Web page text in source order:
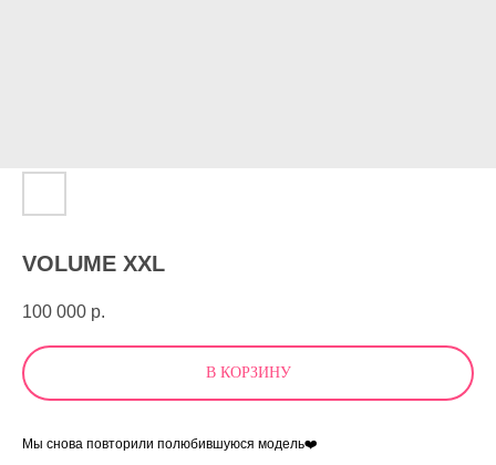
VOLUME XXL
100 000 р.
В КОРЗИНУ
Мы снова повторили полюбившуюся модель❤️